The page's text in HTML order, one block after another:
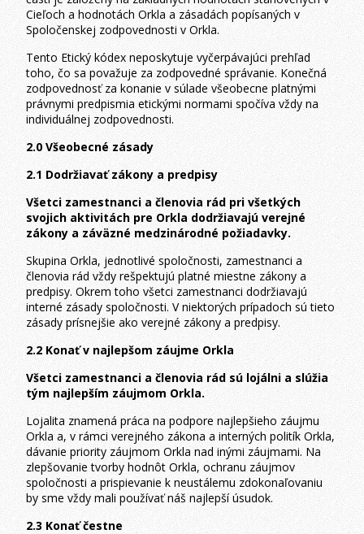
Cieľoch a hodnotách Orkla a zásadách popísaných v
Spoločenskej zodpovednosti v Orkla.
Tento Etický kódex neposkytuje vyčerpávajúci prehľad
toho, čo sa považuje za zodpovedné správanie. Konečná
zodpovednosť za konanie v súlade všeobecne platnými
právnymi predpismia etickými normami spočíva vždy na
individuálnej zodpovednosti.
2.0 Všeobecné zásady
2.1 Dodržiavať zákony a predpisy
Všetci zamestnanci a členovia rád pri všetkých
svojich aktivitách pre Orkla dodržiavajú verejné
zákony a záväzné medzinárodné požiadavky.
Skupina Orkla, jednotlivé spoločnosti, zamestnanci a
členovia rád vždy rešpektujú platné miestne zákony a
predpisy. Okrem toho všetci zamestnanci dodržiavajú
interné zásady spoločnosti. V niektorých prípadoch sú tieto
zásady prísnejšie ako verejné zákony a predpisy.
2.2 Konať v najlepšom záujme Orkla
Všetci zamestnanci a členovia rád sú lojálni a slúžia
tým najlepším záujmom Orkla.
Lojalita znamená práca na podpore najlepšieho záujmu
Orkla a, v rámci verejného zákona a interných politík Orkla,
dávanie priority záujmom Orkla nad inými záujmami. Na
zlepšovanie tvorby hodnôt Orkla, ochranu záujmov
spoločnosti a prispievanie k neustálemu zdokonaľovaniu
by sme vždy mali používať náš najlepší úsudok.
2.3 Konať čestne